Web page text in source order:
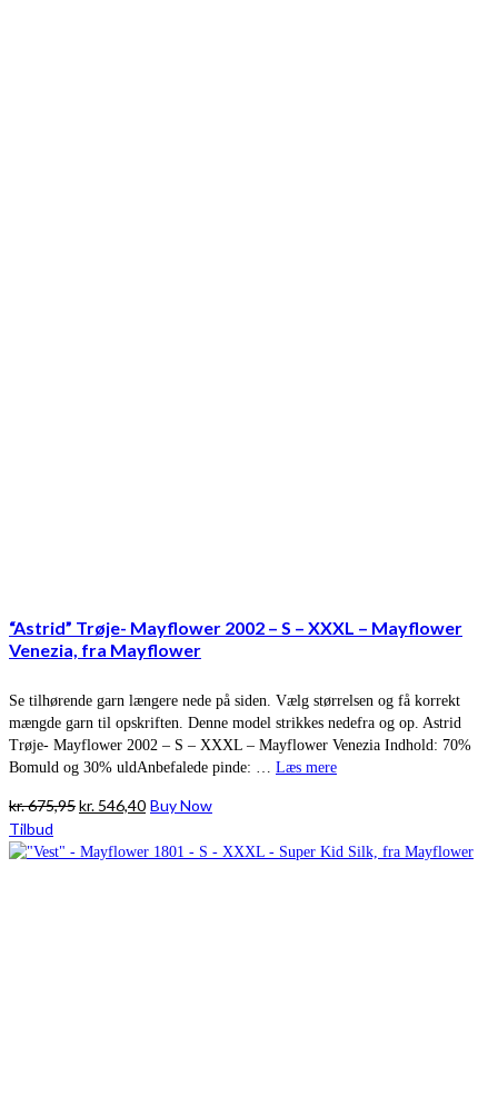
“Astrid” Trøje- Mayflower 2002 – S – XXXL – Mayflower
Venezia, fra Mayflower
Se tilhørende garn længere nede på siden. Vælg størrelsen og få korrekt
mængde garn til opskriften. Denne model strikkes nedefra og op. Astrid
Trøje- Mayflower 2002 – S – XXXL – Mayflower Venezia Indhold: 70%
Bomuld og 30% uldAnbefalede pinde: … Læs mere
kr.675,95Den
pris
kr. 546,40Den
pris
Buy Now
Tilbud